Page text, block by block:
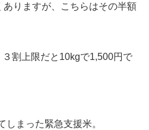
りますが、こちらはその半額
割上限だと10kgで1,500円で
しまった緊急支援米。